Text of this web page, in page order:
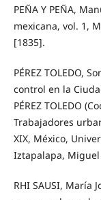
PEÑA Y PEÑA,
mexicana, vol. 1,
[1835].
PÉREZ TOLEDO,
control en la
PÉREZ TOLEDO
Trabajadores
XIX, México,
Iztapalapa, Miguel
RHI SAUSI, María